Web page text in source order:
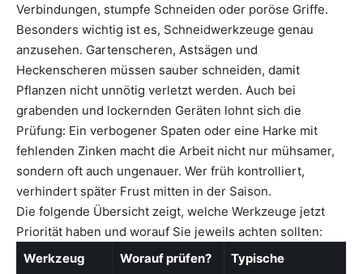
Verbindungen, stumpfe Schneiden oder poröse Griffe.
Besonders wichtig ist es, Schneidwerkzeuge genau
anzusehen. Gartenscheren, Astsägen und
Heckenscheren müssen sauber schneiden, damit
Pflanzen nicht unnötig verletzt werden. Auch bei
grabenden und lockernden Geräten lohnt sich die
Prüfung: Ein verbogener Spaten oder eine Harke mit
fehlenden Zinken macht die Arbeit nicht nur mühsamer,
sondern oft auch ungenauer. Wer früh kontrolliert,
verhindert später Frust mitten in der Saison.
Die folgende Übersicht zeigt, welche Werkzeuge jetzt
Priorität haben und worauf Sie jeweils achten sollten:
Werkzeug
Worauf prüfen?
Typische